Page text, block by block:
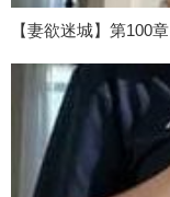
【妻欲迷城】第100章